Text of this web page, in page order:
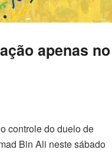
apenas no
controle do duelo de
Bin Ali neste sábado